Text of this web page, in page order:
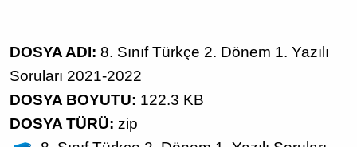
DOSYA ADI: 8. Sınıf Türkçe 2. Dönem 1. Yazılı
Soruları 2021-2022
DOSYA BOYUTU: 122.3 KB
DOSYA TÜRÜ: zip